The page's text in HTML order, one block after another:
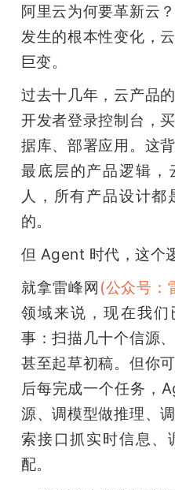
阿里云为何要革新云
发生的根本性变化，
巨变。
过去十几年，云产品
开发者登录控制台，
据库、部署应用。这
最底层的产品逻辑
人，所有产品设计
的。
但 Agent 时代，这个
就拿雷峰网 (公众号：
领域来说，现在我
事：扫描几十个信源
甚至起草初稿。但你
后每完成一个任务，
源、调模型做推理、
索接口抓实时信息、
配。